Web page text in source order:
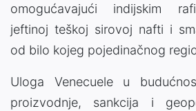
omogućavajući indijskim
jeftinoj teškoj sirovoj nafti i
od bilo kojeg pojedinačnog
Uloga Venecuele u
proizvodnje, sankcija i